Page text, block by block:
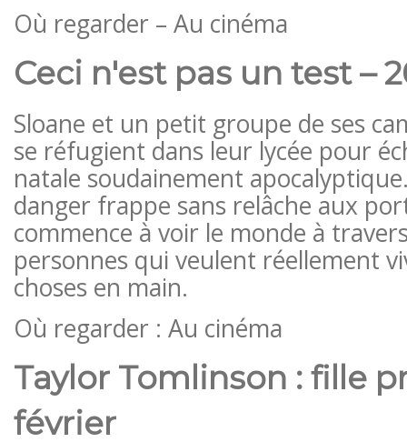
Où regarder – Au cinéma
Ceci n'est pas un test –
Sloane et un petit groupe de ses
se réfugient dans leur lycée pour
natale soudainement
danger frappe sans relâche aux
commence à voir le monde à
personnes qui veulent réellement
choses en main.
Où regarder : Au cinéma
Taylor Tomlinson : fille
février